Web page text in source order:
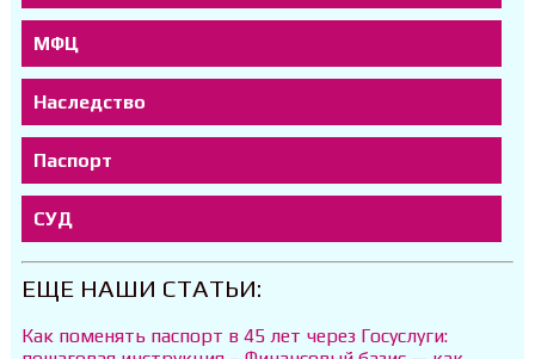
МФЦ
Наследство
Паспорт
СУД
ЕЩЕ НАШИ СТАТЬИ:
Как поменять паспорт в 45 лет через Госуслуги: